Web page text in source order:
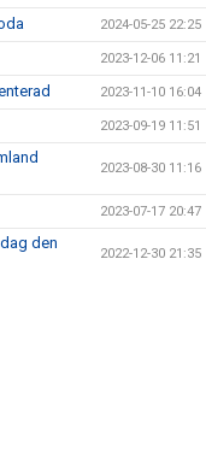
2024-05-25 22:25
2023-12-06 11:21
2023-11-10 16:04
2023-09-19 11:51
2023-08-30 11:16
2023-07-17 20:47
den
2022-12-30 21:35